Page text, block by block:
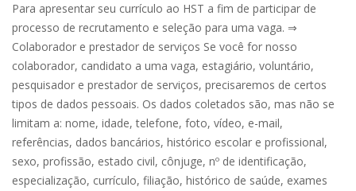
Para apresentar seu currículo ao HST a fim de participar de
processo de recrutamento e seleção para uma vaga. ⇒
Colaborador e prestador de serviços Se você for nosso
colaborador, candidato a uma vaga, estagiário, voluntário,
pesquisador e prestador de serviços, precisaremos de certos
tipos de dados pessoais. Os dados coletados são, mas não se
limitam a: nome, idade, telefone, foto, vídeo, e-mail,
referências, dados bancários, histórico escolar e profissional,
sexo, profissão, estado civil, cônjuge, nº de identificação,
especialização, currículo, filiação, histórico de saúde, exames